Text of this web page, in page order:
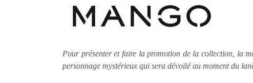
Pour présenter et faire la promotion de la collection, la
personnage mystérieux qui sera dévoilé au moment du